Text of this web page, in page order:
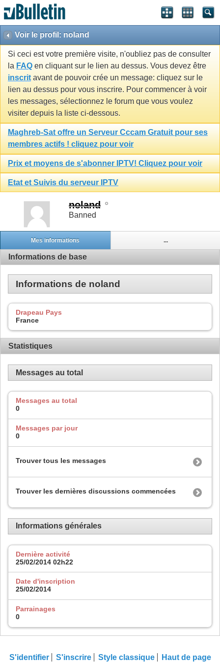
Voir le profil: noland
Si ceci est votre première visite, n'oubliez pas de consulter
la FAQ en cliquant sur le lien au dessus. Vous devez être
inscrit avant de pouvoir crée un message: cliquez sur le
lien au dessus pour vous inscrire. Pour commencer à voir
les messages, sélectionnez le forum que vous voulez
visiter depuis la liste ci-dessous.
Maghreb-Sat offre un Serveur Cccam Gratuit pour ses
membres actifs ! cliquez pour voir
Prix et moyens de s'abonner IPTV! Cliquez pour voir
Etat et Suivis du serveur IPTV
noland
Banned
Mes informations ...
Informations de base
Informations de noland
Drapeau Pays
France
Statistiques
Messages au total
Messages au total
0
Messages par jour
0
Trouver tous les messages
Trouver les dernières discussions commencées
Informations générales
Dernière activité
25/02/2014 02h22
Date d'inscription
25/02/2014
Parrainages
0
S'identifier S'inscrire Style classique Haut de page